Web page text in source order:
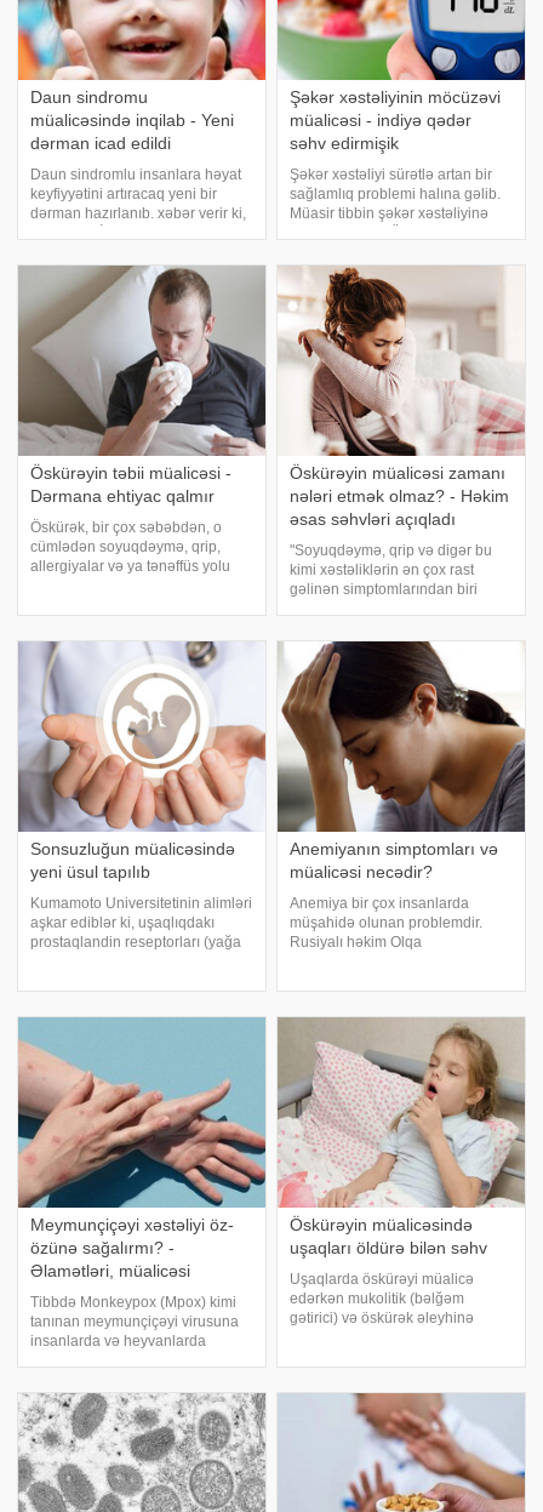
Daun sindromu
müalicəsində inqilab - Yeni
dərman icad edildi
Daun sindromlu insanlara həyat
keyfiyyətini artıracaq yeni bir
dərman hazırlanıb. xəbər verir ki,
molekula əsaslanan bu preparat
artıq sınaq mərhələsinə keçib.
Alimlər dərmanı
Şəkər xəstəliyinin möcüzəvi
müalicəsi - indiyə qədər
səhv edirmişik
Şəkər xəstəliyi sürətlə artan bir
sağlamlıq problemi halına gəlib.
Müasir tibbin şəkər xəstəliyinə
proqramında verdiyi
açıqlamalarla gündəmə gəlib. e- -
a istinadən xəbə
Öskürəyin təbii müalicəsi -
Dərmana ehtiyac qalmır
Öskürək, bir çox səbəbdən, o
cümlədən soyuqdəymə, qrip,
allergiyalar və ya tənəffüs yolu
öskürəyin yüngülləşməsinə
kömək ed
Öskürəyin müalicəsi zamanı
nələri etmək olmaz? - Həkim
əsas səhvləri açıqladı
"Soyuqdəymə, qrip və digər bu
kimi xəstəliklərin ən çox rast
gəlinən simptomlarından biri
səhvə yol verirlər". -a istinadən
xəbər verir ki, bu barədə rusiyal
Sonsuzluğun müalicəsində
yeni üsul tapılıb
Kumamoto Universitetinin alimləri
aşkar ediblər ki, uşaqlıqdakı
prostaqlandin reseptorları (yağa
sürətləndirir. -a istinadən xəbər
Anemiyanın simptomları və
müalicəsi necədir?
Anemiya bir çox insanlarda
müşahidə olunan problemdir.
Rusiyalı həkim Olqa
"Anemiya oksigen daşınması
üçün lazım olan qand
Meymunçiçəyi xəstəliyi öz-
özünə sağalırmı? -
Əlamətləri, müalicəsi
Tibbdə Monkeypox (Mpox) kimi
tanınan meymunçiçəyi virusuna
insanlarda və heyvanlarda
illərdə digər bölgələrdə də
müşahidə olunur. -a istinadən
bildiri
Öskürəyin müalicəsində
uşaqları öldürə bilən səhv
Uşaqlarda öskürəyi müalicə
edərkən mukolitik (bəlğəm
gətirici) və öskürək əleyhinə
otolarinqoloqu Daria Tsap
bildirib. O, qeyd edib ki